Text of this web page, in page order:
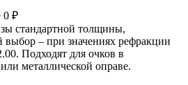
0 ₽
стандартной толщины,
выбор – при значениях рефракции
Подходят для очков в
металлической оправе.